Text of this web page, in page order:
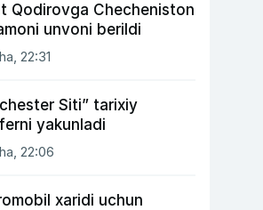
Qodirovga Checheniston
unvoni berildi
22:31
Siti” tarixiy
yakunladi
22:06
xaridi uchun